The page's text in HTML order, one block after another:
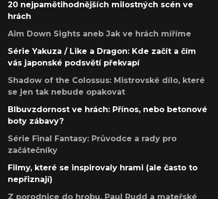
20 nejpamětihodnějších milostných scén ve
hrách
Aim Down Sights aneb Jak ve hrách míříme
Série Yakuza / Like a Dragon: Kde začít a čím
vás japonské podsvětí překvapí
Shadow of the Colossus: Mistrovské dílo, které
se jen tak nebude opakovat
Blbuvzdornost ve hrách: Přínos, nebo betonové
boty zábavy?
Série Final Fantasy: Průvodce a rady pro
začátečníky
Filmy, které se inspirovaly hrami (ale často to
nepřiznají)
Z porodnice do hrobu, Paul Rudd a mateřské